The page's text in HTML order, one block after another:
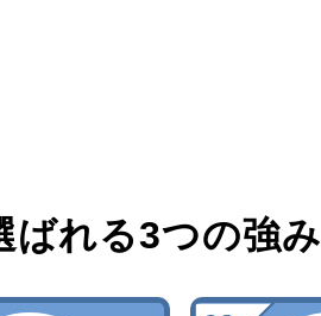
ばれる3つの強み